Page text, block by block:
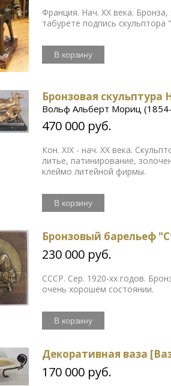
Франция. Нач. ХХ века.
табурете подпись скульптора
В корзину
Бронзовая
Вольф Альберт Мориц
470 000 руб.
Кон. XIX - нач. ХХ века.
литье, патинирование,
клеймо литейной фирмы.
В корзину
Бронзовый барельеф
230 000 руб.
СССР. Сер. 1920-хх годов.
очень хорошем состоянии.
В корзину
Декоративная ваза
170 000 руб.